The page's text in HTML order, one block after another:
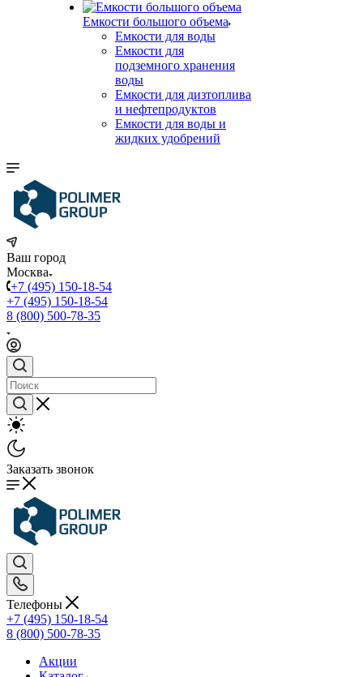
Емкости большого объема
Емкости для воды
Емкости для
подземного хранения
воды
Емкости для дизтоплива
и нефтепродуктов
Емкости для воды и
жидких удобрений
Ваш город
Москва
+7 (495) 150-18-54
+7 (495) 150-18-54
8 (800) 500-78-35
Заказать звонок
Телефоны
+7 (495) 150-18-54
8 (800) 500-78-35
Акции